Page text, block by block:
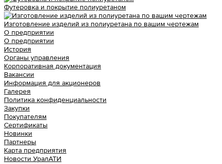
Футеровка и покрытие полиуретаном
Изготовление изделий из полиуретана по вашим чертежам
О предприятии
О предприятии
История
Органы управления
Корпоративная документация
Вакансии
Информация для акционеров
Галерея
Политика конфиденциальности
Закупки
Покупателям
Сертификаты
Новинки
Партнеры
Карта предприятия
Новости УралАТИ